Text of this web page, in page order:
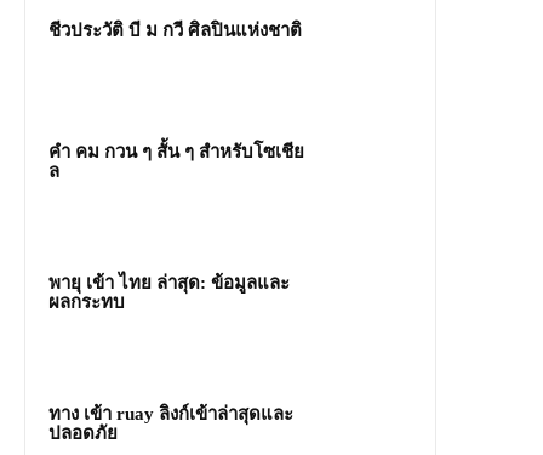
ชีวประวัติ บี ม กวี ศิลปินแห่งชาติ
คํา คม กวน ๆ สั้น ๆ สำหรับโซเชีย
ล
พายุ เข้า ไทย ล่าสุด: ข้อมูลและ
ผลกระทบ
ทาง เข้า ruay ลิงก์เข้าล่าสุดและ
ปลอดภัย